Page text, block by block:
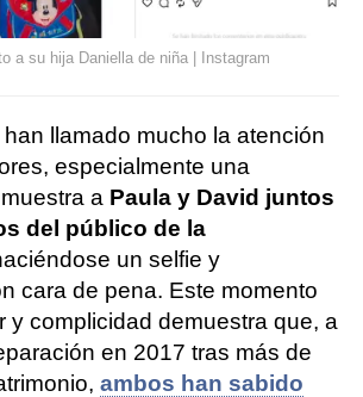
a su hija Daniella de niña | Instagram
llamado mucho la atención
especialmente una
a Paula y David juntos
del público de la
un selfie y
cara de pena. Este momento
y complicidad demuestra que, a
en 2017 tras más de
ambos han sabido